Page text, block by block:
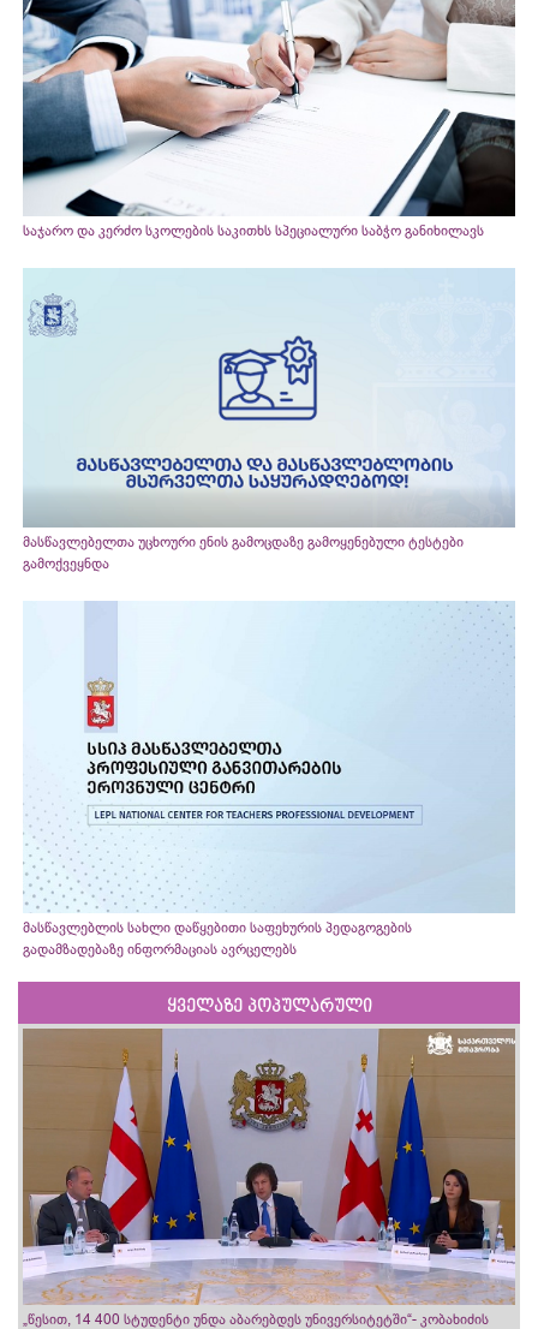
საჯარო და კერძო სკოლების საკითხს სპეციალური საბჭო განიხილავს
მასწავლებელთა უცხოური ენის გამოცდაზე გამოყენებული ტესტები
გამოქვეყნდა
მასწავლებლის სახლი დაწყებითი საფეხურის პედაგოგების
გადამზადებაზე ინფორმაციას ავრცელებს
ყველაზე პოპულარული
„წესით, 14 400 სტუდენტი უნდა აბარებდეს უნივერსიტეტში“- კობახიძის